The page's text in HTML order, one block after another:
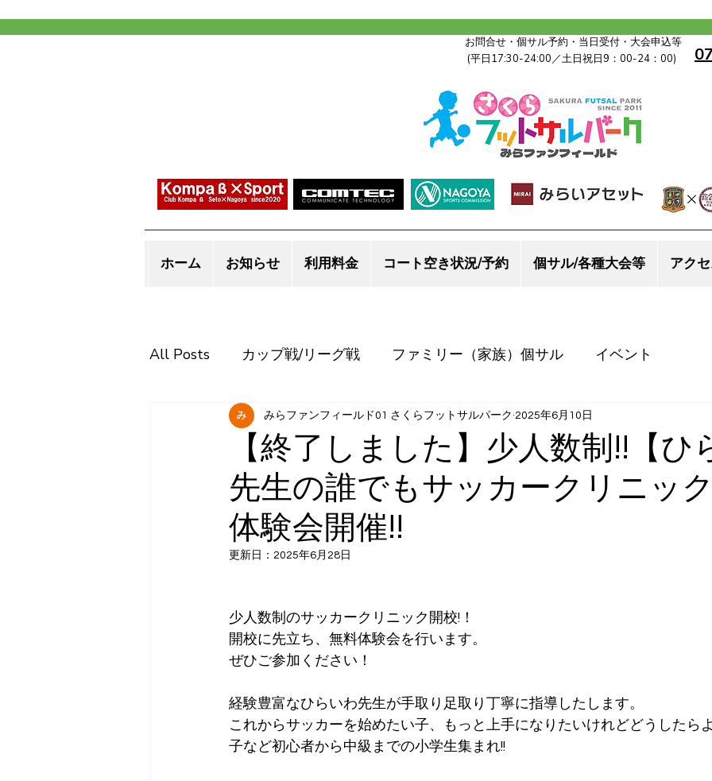
お問合せ・個サル予約・当日受付・大会申込等
(平日17:30-24:00／土日祝日9：00-24：00)
ホーム お知らせ 利用料金 コート空き状況/予約 個サル/各種大会等 アク
All Posts カップ戦/リーグ戦 ファミリー（家族）個サル イベント
【終了しました】少人数制!!【ひ
先生の誰でもサッカークリニッ
体験会開催!!
みらファンフィールド01 さくらフットサルパーク 2025年6月10日
更新日： 2025年6月28日
少人数制のサッカークリニック開校!！
開校に先立ち、無料体験会を行います。
ぜひご参加ください！
経験豊富なひらいわ先生が手取り足取り丁寧に指導したします。
これからサッカーを始めたい子、もっと上手になりたいけれどどうしたら
子など初心者から中級までの小学生集まれ!!